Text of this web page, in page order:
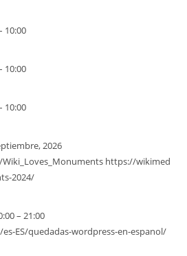
10:00
10:00
10:00
2026
https://wikimed
2024/
– 21:00
ES/quedadas-wordpress-en-espanol/